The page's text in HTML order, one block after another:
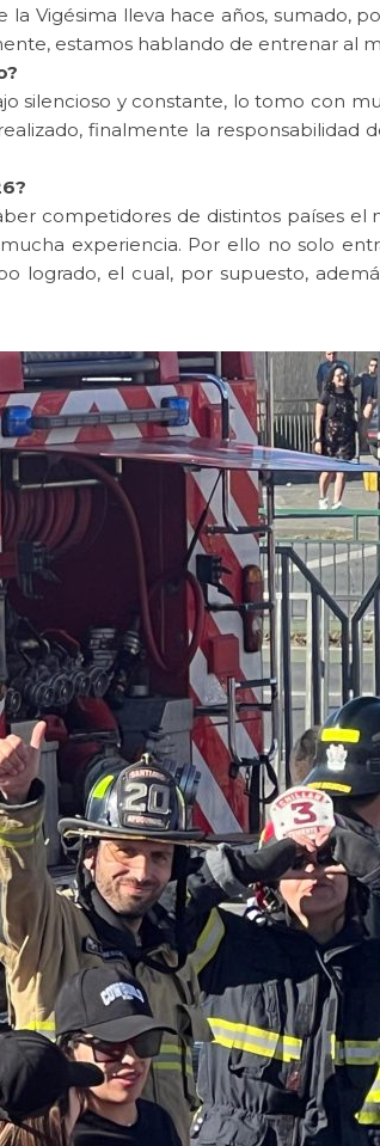
Vigésima lleva hace años, sumado,
estamos hablando de entrenar al
silencioso y constante, lo tomo con
finalmente la
competidores de distintos países
experiencia. Por ello no solo
logrado, el cual, por supuesto,